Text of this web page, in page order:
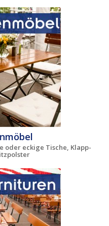
eckige Tische, Klapp-